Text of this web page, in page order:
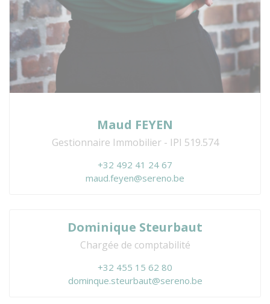
Maud FEYEN
Gestionnaire Immobilier - IPI 519.574
+32 492 41 24 67
maud.feyen@sereno.be
Dominique Steurbaut
Chargée de comptabilité
+32 455 15 62 80
dominque.steurbaut@sereno.be